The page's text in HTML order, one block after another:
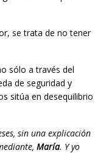
se trata de no tener
sólo a través del
de seguridad y
sitúa en desequilibrio
sin una explicación
María. Y yo